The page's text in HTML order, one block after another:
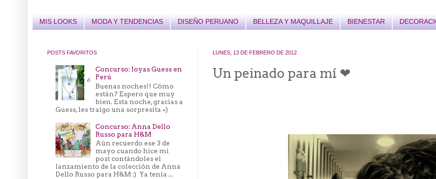
MIS LOOKS MODA Y TENDENCIAS DISEÑO PERUANO BELLEZA Y MAQUILLAJE BIENESTAR
LUNES, 13 DE FEBRERO DE 2012
Un peinado para mí ❤
POSTS FAVORITOS
Concurso: Joyas Guess en
Perú
Buenas noches!! Cómo
están? Espero que muy
bien. Esta noche, gracias a
Guess, les traigo una sorpresita =)
Concurso: Anna Dello
Russo para H&M
Aún recuerdo ese 3 de
mayo cuando hice mi
post contándoles el
lanzamiento de la colección de Anna
Dello Russo para H&M :) Ya tenía ...